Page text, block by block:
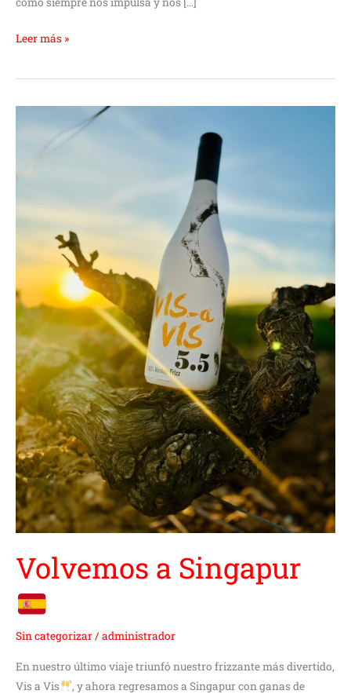
Leer más »
Volvemos a Singapur
Sin categorizar/ administrador
En nuestro último viaje triunfó nuestro frizzante más divertido,
Vis a Vis
, y ahora regresamos a Singapur con ganas de